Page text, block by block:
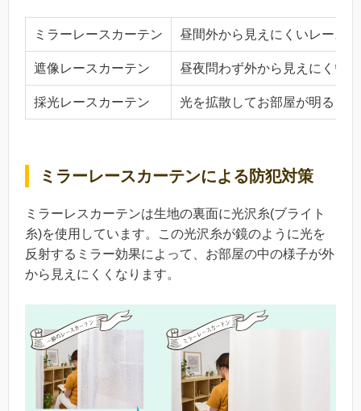
ミラーレースカーテン 昼間外から見えにくいレース
遮像レースカーテン 昼夜問わず外から見えにくい
採光レースカーテン 光を拡散してお部屋が明るく
ミラーレースカーテンによる防犯対策
ミラーレスカーテンは生地の裏面に光沢糸(ブライト
糸)を使用しています。この光沢糸が鏡のように光を
反射するミラー効果によって、お部屋の中の様子が外
から見えにくくなります。